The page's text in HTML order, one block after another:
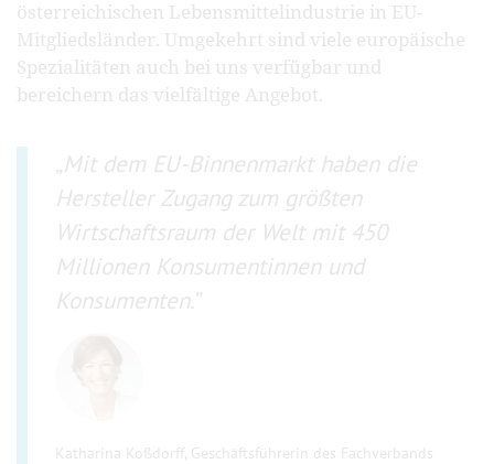
österreichischen Lebensmittelindustrie in EU-
Mitgliedsländer. Umgekehrt sind viele europäische
Spezialitäten auch bei uns verfügbar und
bereichern das vielfältige Angebot.
Mit dem EU-Binnenmarkt haben die
Hersteller Zugang zum größten
Wirtschaftsraum der Welt mit 450
Millionen Konsumentinnen und
Konsumenten.
Katharina Koßdorff, Geschäftsführerin des Fachverbands